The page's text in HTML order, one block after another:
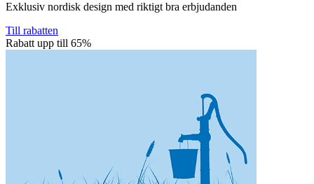
Exklusiv nordisk design med riktigt bra erbjudanden
Till rabatten
Rabatt upp till 65%